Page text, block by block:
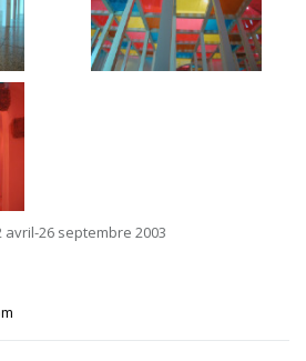
avril-26 septembre 2003